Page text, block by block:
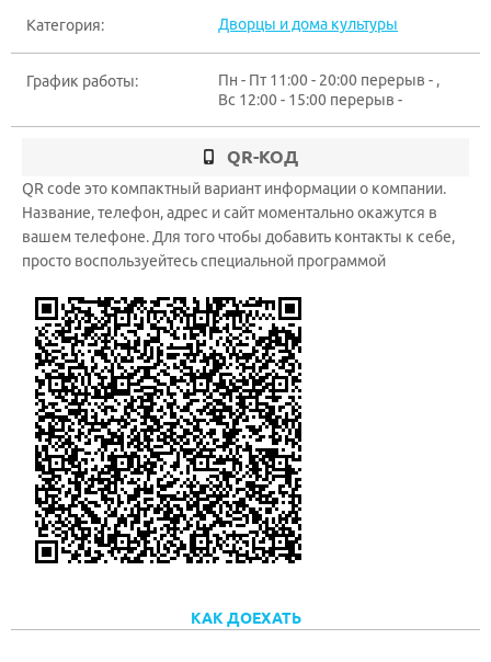
Категория: Дворцы и дома культуры
График работы:
Пн - Пт 11:00 - 20:00 перерыв - ,
Вс 12:00 - 15:00 перерыв -
QR-КОД
QR code это компактный вариант информации о компании.
Название, телефон, адрес и сайт моментально окажутся в
вашем телефоне. Для того чтобы добавить контакты к себе,
просто воспользуейтесь специальной программой
КАК ДОЕХАТЬ